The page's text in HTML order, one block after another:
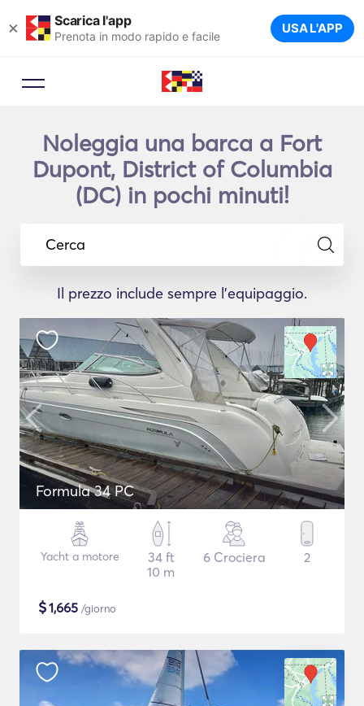
× Scarica l'app
Prenota in modo rapido e facile USA L'APP
Noleggia una barca a Fort
Dupont, District of Columbia
(DC) in pochi minuti!
Cerca
Il prezzo include sempre l'equipaggio.
Formula 34 PC
Yacht a motore
34 ft
10 m
6 Crociera 2
$1,665 /giorno